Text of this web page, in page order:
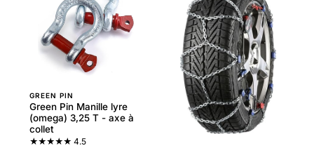
GREEN PIN
Green Pin Manille lyre
(omega) 3,25 T - axe à
collet
★★★★★ 4.5